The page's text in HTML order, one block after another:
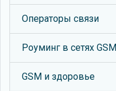
Операторы связи
Роуминг в сетях GSM
GSM и здоровье